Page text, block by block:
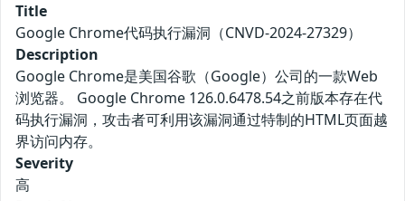
Title
Google Chrome代码执行漏洞（CNVD-2024-27329）
Description
Google Chrome是美国谷歌（Google）公司的一款Web
浏览器。 Google Chrome 126.0.6478.54之前版本存在代
码执行漏洞，攻击者可利用该漏洞通过特制的HTML页面越
界访问内存。
Severity
高